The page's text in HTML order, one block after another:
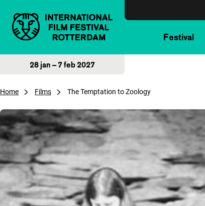
Festival
28 jan – 7 feb 2027
Home Films The Temptation to Zoology